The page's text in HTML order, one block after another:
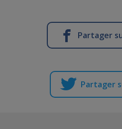
Partager
Partager